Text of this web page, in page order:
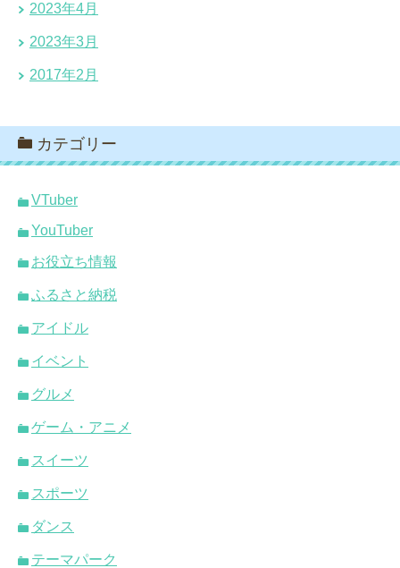
2023年4月
2023年3月
2017年2月
カテゴリー
VTuber
YouTuber
お役立ち情報
ふるさと納税
アイドル
イベント
グルメ
ゲーム・アニメ
スイーツ
スポーツ
ダンス
テーマパーク